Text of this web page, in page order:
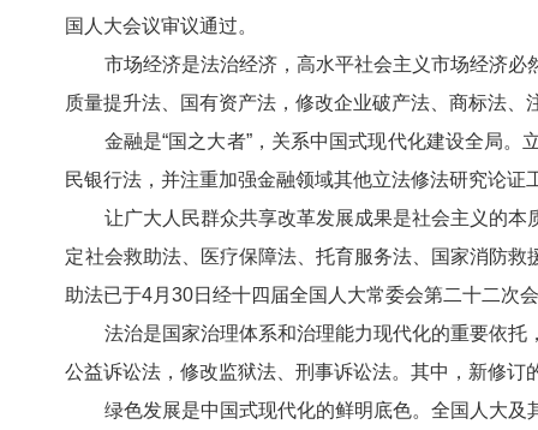
国人大会议审议通过。
市场经济是法治经济，高水平社会主义市场经济必
质量提升法、国有资产法，修改企业破产法、商标法
金融是“国之大者”，关系中国式现代化建设全局。
民银行法，并注重加强金融领域其他立法修法研究论证
让广大人民群众共享改革发展成果是社会主义的本
定社会救助法、医疗保障法、托育服务法、国家消防
助法已于4月30日经十四届全国人大常委会第二十二次
法治是国家治理体系和治理能力现代化的重要依托
公益诉讼法，修改监狱法、刑事诉讼法。其中，新修
绿色发展是中国式现代化的鲜明底色。全国人大及